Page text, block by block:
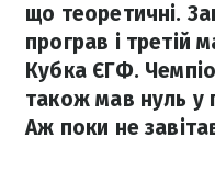
що теоретичні.
програв і третій
Кубка ЄГФ.
також мав нуль у
Аж поки не